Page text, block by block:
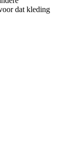
dat kleding